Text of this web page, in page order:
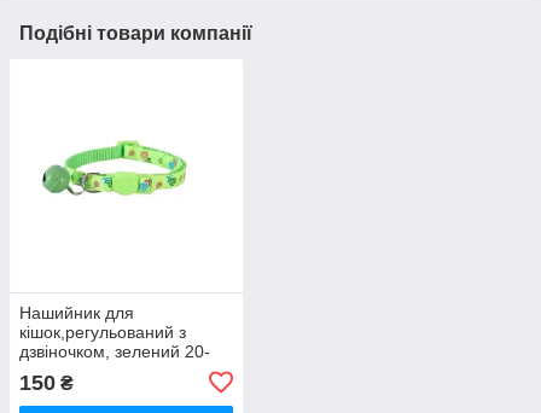
Подібні товари компанії
Нашийник для
кішок,регульований з
дзвіночком, зелений 20-
150 ₴